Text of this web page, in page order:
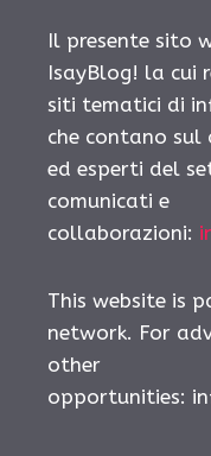
Il presente sito
IsayBlog! la cui
siti tematici di
che contano
ed esperti del
comunicati e
collaborazioni:
This website is
network. For
other
opportunities: